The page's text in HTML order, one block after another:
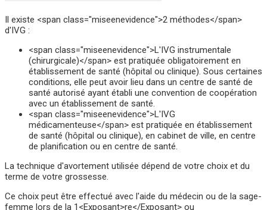
Il existe <span class="miseenevidence">2 méthodes</span>
d'IVG :
<span class="miseenevidence">L'IVG instrumentale
(chirurgicale)</span> est pratiquée obligatoirement en
établissement de santé (hôpital ou clinique). Sous certaines
conditions, elle peut avoir lieu dans un centre de santé de
santé autorisé ayant établi une convention de coopération
avec un établissement de santé.
<span class="miseenevidence">L'IVG
médicamenteuse</span> est pratiquée en établissement
de santé (hôpital ou clinique), en cabinet de ville, en centre
de planification ou en centre de santé.
La technique d'avortement utilisée dépend de votre choix et du
terme de votre grossesse.
Ce choix peut être effectué avec l'aide du médecin ou de la sage-
femme lors de la 1<Exposant>re</Exposant> ou